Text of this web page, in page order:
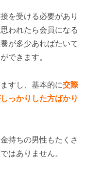
を受ける必要があり
われたら会員になる
が多少あればたいて
できます。
すし、基本的に交際
っかりした方ばかり
持ちの男性もたくさ
はありません。